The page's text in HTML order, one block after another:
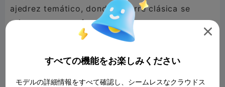
ajedrez temático, donde la torre clásica se
reinterpreta con formas que evocan estructuras
mesoamericanas, aportando una presencia
resto del conjunto. Su diseño destaca por líneas
firmes y volúmenes bien definidos, pensados ​​

すべての機能をお楽しみください
モデルの詳細情報をすべて確認し、シームレスなクラウドス